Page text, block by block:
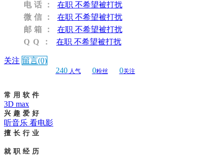
电话：
在职 不希望被打扰
微信：
在职 不希望被打扰
邮箱：
在职 不希望被打扰
QQ：
在职 不希望被打扰
关注 留言(0)
240人气 0粉丝 0关注
常用软件
3D max
兴趣爱好
听音乐 看电影
擅长行业
就职经历